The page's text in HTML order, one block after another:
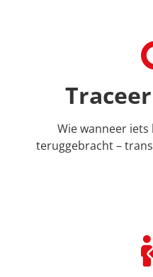
Wie wanneer
teruggebracht –